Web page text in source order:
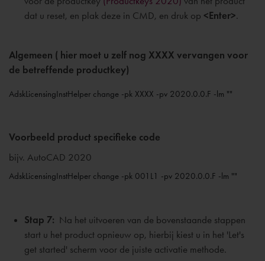
dat u reset, en plak deze in CMD, en druk op <Enter>.
Algemeen ( hier moet u zelf nog XXXX vervangen voor
de betreffende productkey)
AdskLicensingInstHelper change -pk XXXX -pv 2020.0.0.F -lm ""
Voorbeeld product specifieke code
bijv. AutoCAD 2020
AdskLicensingInstHelper change -pk 001L1 -pv 2020.0.0.F -lm ""
Stap 7: Na het uitvoeren van de bovenstaande stappen
start u het product opnieuw op, hierbij kiest u in het 'Let's
get started' scherm voor de juiste activatie methode.